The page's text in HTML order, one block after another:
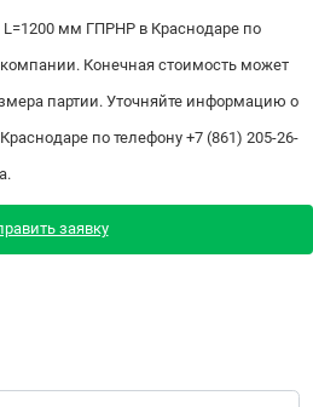
L=1200 мм ГПРНР в Краснодаре по
Конечная стоимость может
партии. Уточняйте информацию о
по телефону +7 (861) 205-26-
заявку